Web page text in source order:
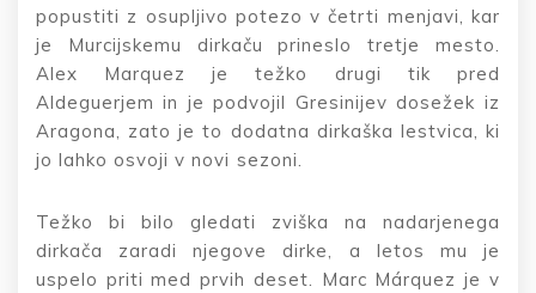
popustiti z osupljivo potezo v četrti menjavi, kar
je Murcijskemu dirkaču prineslo tretje mesto.
Alex Marquez je težko drugi tik pred
Aldeguerjem in je podvojil Gresinijev dosežek iz
Aragona, zato je to dodatna dirkaška lestvica, ki
jo lahko osvoji v novi sezoni.
Težko bi bilo gledati zviška na nadarjenega
dirkača zaradi njegove dirke, a letos mu je
uspelo priti med prvih deset. Marc Márquez je v